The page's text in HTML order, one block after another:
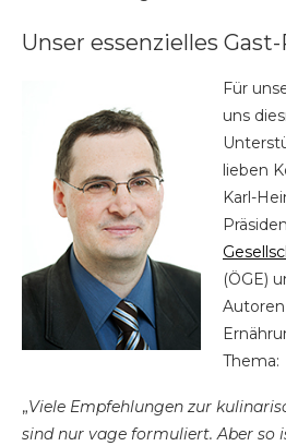
Unser essenzielles
Für
uns
lieben
Karl-
(ÖGE)
Autoren
Thema:
„Viele Empfehlungen zur
sind nur vage formuliert. Aber so